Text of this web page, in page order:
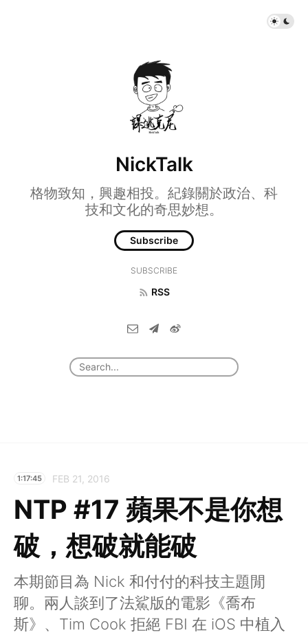
NickTalk
格物致知，興趣相投。紀錄關於政治、科
技和文化的奇思妙想。
Subscribe
SUBSCRIBE
RSS
1:17:45 FEB 21, 2016
NTP #17 蘋果不是你想
破，想破就能破
本期節目為 Nick 和付付的科技主題閒
聊。兩人談到了法鯊版的電影《喬布
斯》、Tim Cook 拒絕 FBI 在 iOS 中植入